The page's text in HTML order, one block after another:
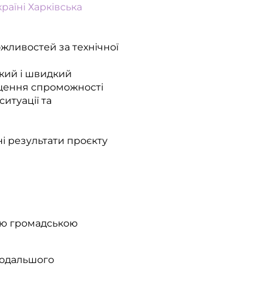
Харківська
за технічної
і швидкий
спроможності
та
результати проєкту
громадською